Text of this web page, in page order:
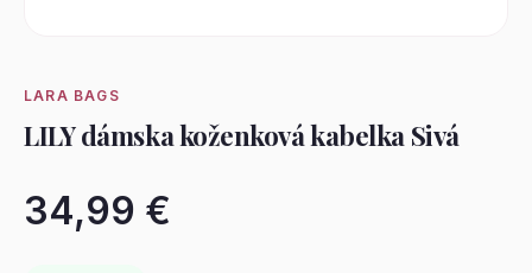
LARA BAGS
LILY dámska koženková kabelka Sivá
34,99 €